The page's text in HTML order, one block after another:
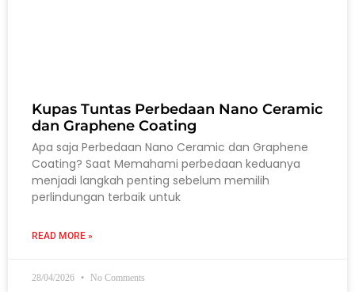
Kupas Tuntas Perbedaan Nano Ceramic
dan Graphene Coating
Apa saja Perbedaan Nano Ceramic dan Graphene
Coating? Saat Memahami perbedaan keduanya
menjadi langkah penting sebelum memilih
perlindungan terbaik untuk
READ MORE »
28/04/2026 No Comments